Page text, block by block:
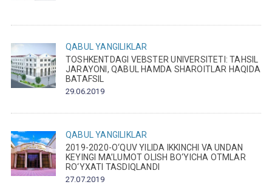
QABUL
YANGILIKLAR
TOSHKENTDAGI VEBSTER UNIVERSITETI: TAHSIL
JARAYONI, QABUL HAMDA SHAROITLAR HAQIDA
BATAFSIL
29.06.2019
QABUL
YANGILIKLAR
2019-2020-O‘QUV YILIDA IKKINCHI VA UNDAN
KEYINGI MA’LUMOT OLISH BO‘YICHA OTMLAR
RO‘YXATI TASDIQLANDI
27.07.2019